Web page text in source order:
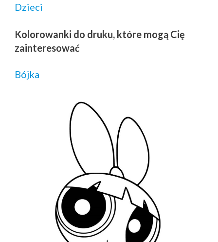
Dzieci
Kolorowanki do druku, które mogą Cię
zainteresować
Bójka